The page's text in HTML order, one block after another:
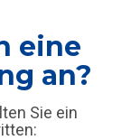
eine
an?
Sie ein